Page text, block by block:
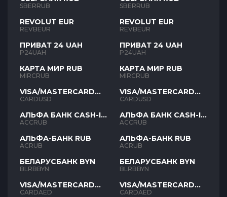
SBERRUB
REVOLUT EUR
REVBEUR
ПРИВАТ 24 UAH
P24UAH
КАРТА МИР RUB
MIRCRUB
VISA/MASTERCARD
USD
CARDUSD
АЛЬФА БАНК CASH-IN
RUB
ACCRUB
АЛЬФА-БАНК RUB
ACRUB
БЕЛАРУСБАНК BYN
BLRBBYN
VISA/MASTERCARD
AED
CARDAED
SBERRUB
REVOLUT EUR
REVBEUR
ПРИВАТ 24 UAH
P24UAH
КАРТА МИР RUB
MIRCRUB
VISA/MASTERCARD
USD
CARDUSD
АЛЬФА БАНК CASH-IN
RUB
ACCRUB
АЛЬФА-БАНК RUB
ACRUB
БЕЛАРУСБАНК BYN
BLRBBYN
VISA/MASTERCARD
AED
CARDAED